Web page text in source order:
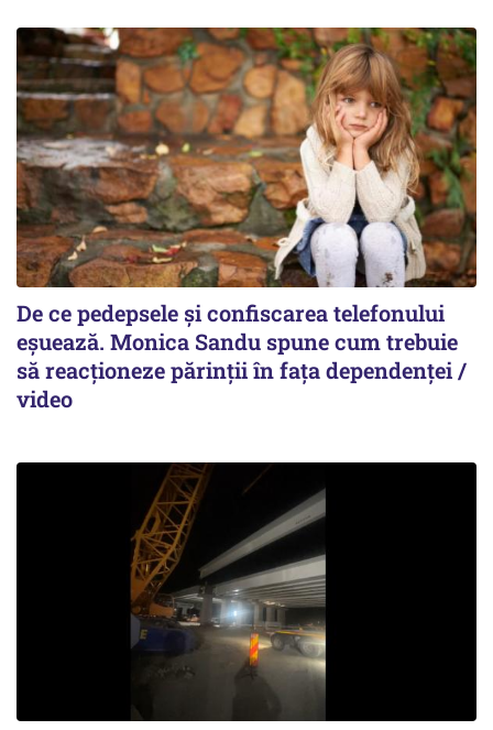
De ce pedepsele și confiscarea telefonului
eșuează. Monica Sandu spune cum trebuie
să reacționeze părinții în fața dependenței /
video